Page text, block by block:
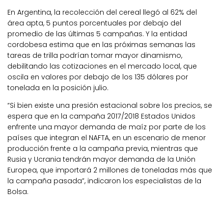
En Argentina, la recolección del cereal llegó al 62% del
área apta, 5 puntos porcentuales por debajo del
promedio de las últimas 5 campañas. Y la entidad
cordobesa estima que en las próximas semanas las
tareas de trilla podrían tomar mayor dinamismo,
debilitando las cotizaciones en el mercado local, que
oscila en valores por debajo de los 135 dólares por
tonelada en la posición julio.
“Si bien existe una presión estacional sobre los precios, se
espera que en la campaña 2017/2018 Estados Unidos
enfrente una mayor demanda de maíz por parte de los
países que integran el NAFTA, en un escenario de menor
producción frente a la campaña previa, mientras que
Rusia y Ucrania tendrán mayor demanda de la Unión
Europea, que importará 2 millones de toneladas más que
la campaña pasada”, indicaron los especialistas de la
Bolsa.